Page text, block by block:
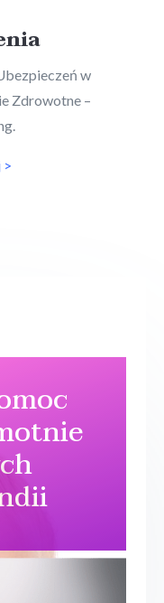
w
Zdrowotne –
>